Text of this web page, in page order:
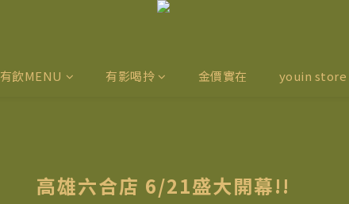
有飲MENU 有影喝拎 金價實在 youin store
高雄六合店 6/21盛大開幕!!